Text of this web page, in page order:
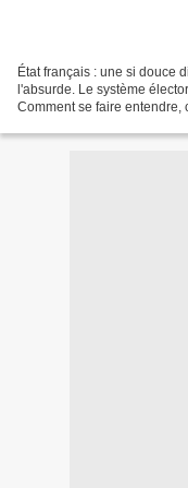
État français : une si douce
l'absurde. Le système
Comment se faire entendre,